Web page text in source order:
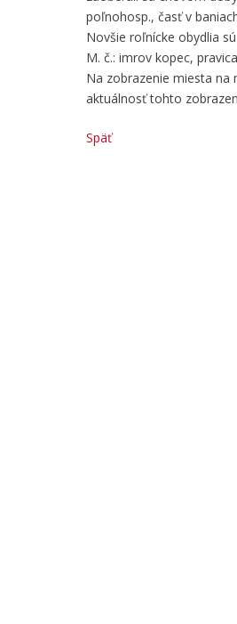
poľnohosp., časť v
Novšie roľnícke obydlia
M. č.: imrov kopec,
Na zobrazenie miesta na
aktuálnosť tohto
Späť